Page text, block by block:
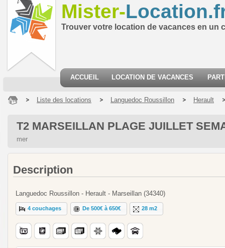
Mister-
Trouver votre location de vacances en un
ACCUEIL LOCATION DE VACANCES
Liste des locations Languedoc Roussillon Herault
T2 MARSEILLAN PLAGE JUILLET
mer
Description
Languedoc Roussillon - Herault - Marseillan (34340)
4 couchages De 500€ à 650€ 28 m2